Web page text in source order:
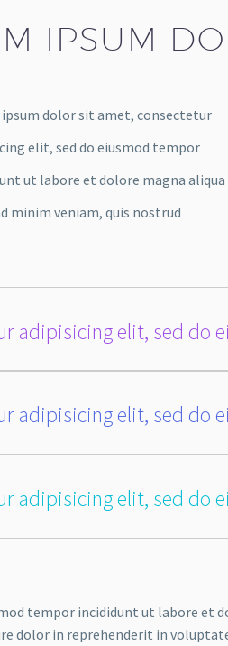
IPSUM
dolor sit amet, consectetur
elit, sed do eiusmod tempor
ut labore et dolore magna aliqua
minim veniam, quis nostrud
adipisicing elit, sed do
adipisicing elit, sed do
adipisicing elit, sed do
tempor incididunt ut labore et
dolor in reprehenderit in